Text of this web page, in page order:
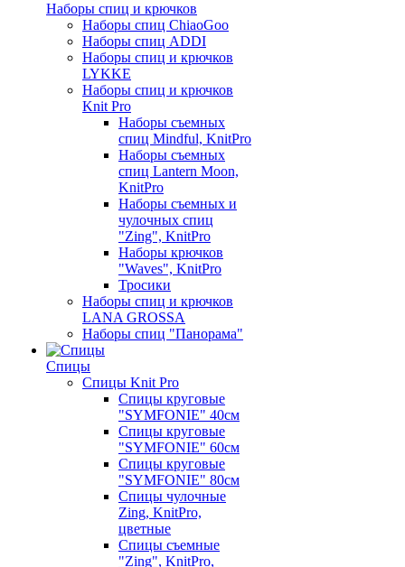
Наборы спиц и крючков
Наборы спиц ChiaoGoo
Наборы спиц ADDI
Наборы спиц и крючков
LYKKE
Наборы спиц и крючков
Knit Pro
Наборы съемных
спиц Mindful, KnitPro
Наборы съемных
спиц Lantern Moon,
KnitPro
Наборы съемных и
чулочных спиц
"Zing", KnitPro
Наборы крючков
"Waves", KnitPro
Тросики
Наборы спиц и крючков
LANA GROSSA
Наборы спиц "Панорама"
Спицы
Спицы Knit Pro
Спицы круговые
"SYMFONIE" 40см
Спицы круговые
"SYMFONIE" 60см
Спицы круговые
"SYMFONIE" 80см
Спицы чулочные
Zing, KnitPro,
цветные
Спицы съемные
"Zing", KnitPro,